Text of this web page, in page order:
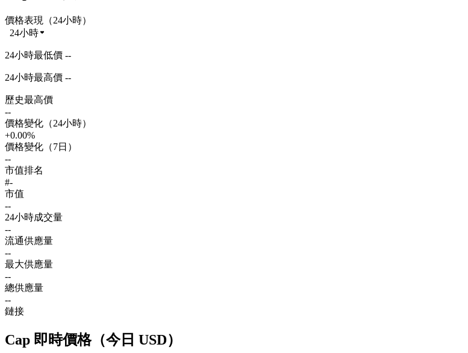
價格表現（24小時）
24小時
24小時最低價 --
24小時最高價 --
歷史最高價
--
價格變化（24小時）
+0.00%
價格變化（7日）
--
市值排名
#-
市值
--
24小時成交量
--
流通供應量
--
最大供應量
--
總供應量
--
鏈接
Cap 即時價格（今日 USD）